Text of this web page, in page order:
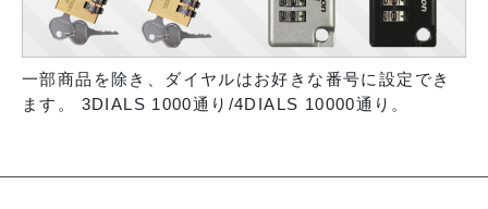
一部商品を除き、ダイヤルはお好きな番号に設定でき
ます。 3DIALS 1000通り/4DIALS 10000通り。